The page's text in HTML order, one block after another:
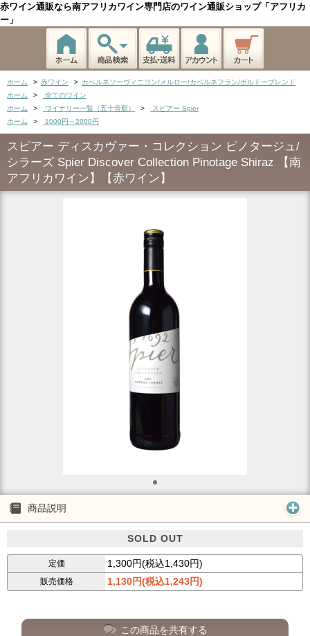
赤ワイン通販なら南アフリカワイン専門店のワイン通販ショップ「アフリカ
ー」
ホーム > 赤ワイン > カベルネソーヴィニヨン/メルロー/カベルネフラン/ボルドーブレンド
ホーム
>
全てのワイン
ホーム
> ワイナリー一覧（五十音順） >
スピアー Spier
ホーム
> 1000円～2000円
スピアー ディスカヴァー・コレクション ピノタージュ/
シラーズ Spier Discover Collection Pinotage Shiraz 【南
アフリカワイン】【赤ワイン】
商品説明
SOLD OUT
定価 1,300円(税込1,430円)
販売価格 1,130円(税込1,243円)
この商品を共有する